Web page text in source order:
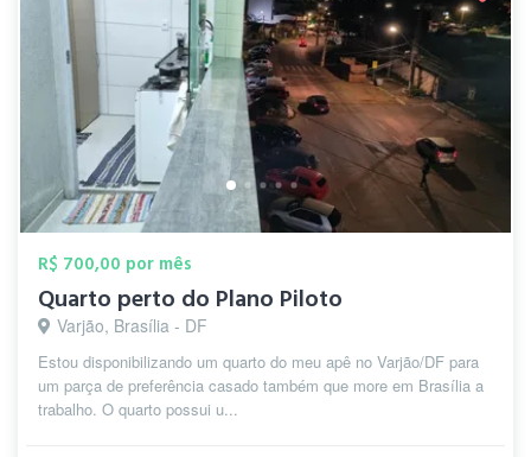
R$ 700,00 por mês
Quarto perto do Plano Piloto
Varjão, Brasília - DF
Estou disponibilizando um quarto do meu apê no Varjão/DF para
um parça de preferência casado também que more em Brasília a
trabalho. O quarto possui u...